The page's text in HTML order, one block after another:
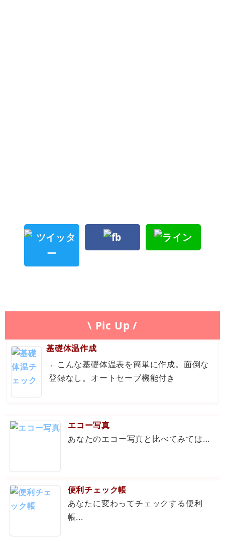
\ Pic Up /
基礎体温作成
←こんな基礎体温表を簡単に作成。面倒な
登録なし。オートセーブ機能付き
エコー写真
あなたのエコー写真と比べてみては...
便利チェック帳
あなたに変わってチェックする便利
帳...